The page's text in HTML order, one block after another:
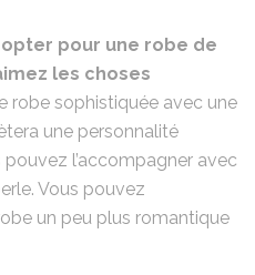
pour une robe de
les choses
robe sophistiquée avec une
une personnalité
l’accompagner avec
Vous pouvez
un peu plus romantique